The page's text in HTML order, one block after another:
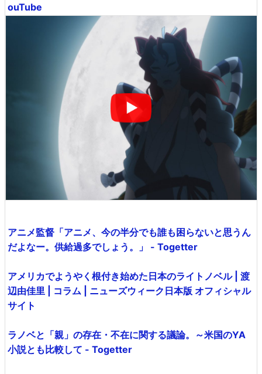
ouTube
アニメ監督「アニメ、今の半分でも誰も困らないと思うん
だよなー。供給過多でしょう。」 - Togetter
アメリカでようやく根付き始めた日本のライトノベル | 渡
辺由佳里 | コラム | ニューズウィーク日本版 オフィシャル
サイト
ラノベと「親」の存在・不在に関する議論。～米国のYA
小説とも比較して - Togetter